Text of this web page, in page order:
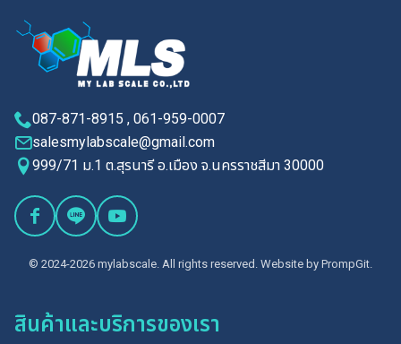
087-871-8915 , 061-959-0007
salesmylabscale@gmail.com
999/71 ม.1 ต.สุรนารี อ.เมือง จ.นครราชสีมา 30000
© 2024-2026 mylabscale. All rights reserved. Website by PrompGit.
สินค้าและบริการของเรา